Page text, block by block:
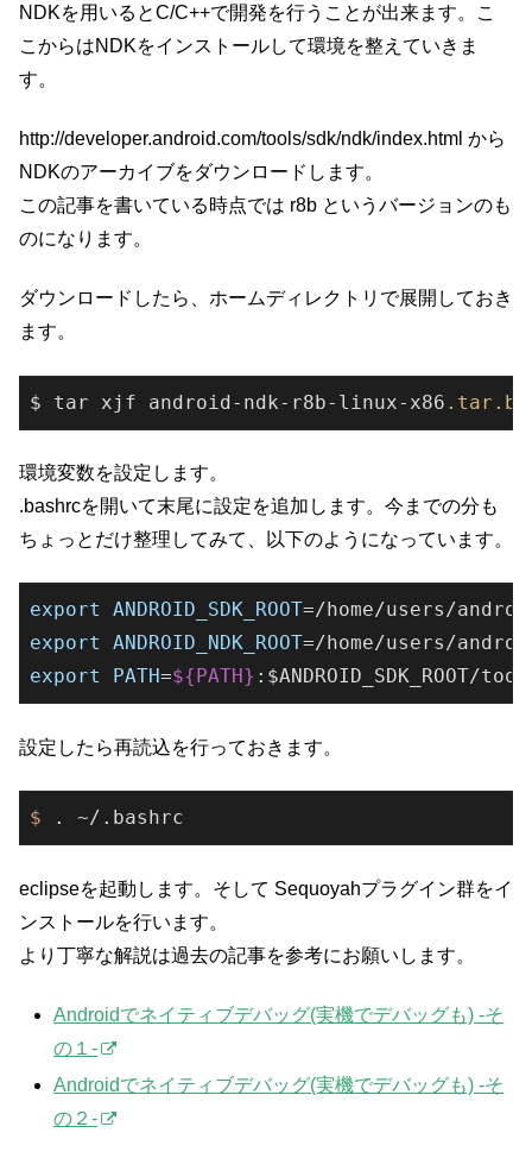
NDKを用いるとC/C++で開発を行うことが出来ます。こ
こからはNDKをインストールして環境を整えていきま
す。
http://developer.android.com/tools/sdk/ndk/index.html から
NDKのアーカイブをダウンロードします。
この記事を書いている時点では r8b というバージョンのも
のになります。
ダウンロードしたら、ホームディレクトリで展開しておき
ます。
$ tar xjf android-ndk-r8b-linux-x86 .tar
環境変数を設定します。
.bashrcを開いて末尾に設定を追加します。今までの分も
ちょっとだけ整理してみて、以下のようになっています。
export
ANDROID_SDK_ROOT
export
ANDROID_NDK_ROOT
export
PATH=${PATH} :$ANDROID_SDK_ROOT/
設定したら再読込を行っておきます。
$ . ~/.bashrc
eclipseを起動します。そして Sequoyahプラグイン群をイ
ンストールを行います。
より丁寧な解説は過去の記事を参考にお願いします。
Androidでネイティブデバッグ(実機でデバッグも) -そ
の１-
Androidでネイティブデバッグ(実機でデバッグも) -そ
の２-